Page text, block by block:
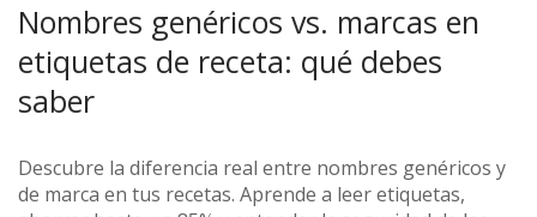
Nombres genéricos vs. marcas en
etiquetas de receta: qué debes
saber
Descubre la diferencia real entre nombres genéricos y
de marca en tus recetas. Aprende a leer etiquetas,